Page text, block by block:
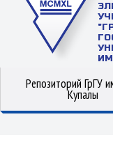
Репозиторий ГрГУ
Купалы